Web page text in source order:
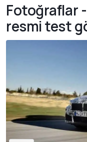
Fotoğraflar
resmi test